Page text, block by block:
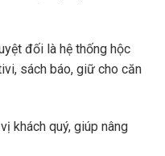
đối là hệ thống hộc
sách báo, giữ cho căn
khách quý, giúp nâng